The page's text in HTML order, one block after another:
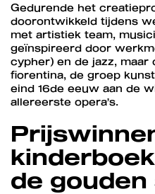
Gedurende het
doorontwikkeld tijdens
met artistiek team,
geïnspireerd door
cypher) en de jazz, maar
fiorentina, de groep
eind 16de eeuw aan de
allereerste opera’s.
de gouden